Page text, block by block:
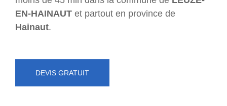
EN-HAINAUT et partout en province de
Hainaut.
DEVIS GRATUIT